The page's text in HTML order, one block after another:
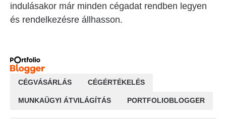
indulásakor már minden cégadat rendben legyen
és rendelkezésre állhasson.
CÉGVÁSÁRLÁS CÉGÉRTÉKELÉS
MUNKAÜGYI ÁTVILÁGÍTÁS PORTFOLIOBLOGGER